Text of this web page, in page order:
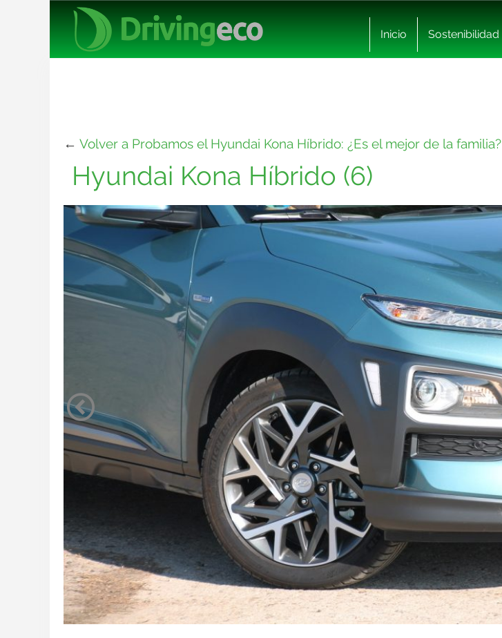
Inicio Sostenibilidad
← Volver a Probamos el Hyundai Kona Híbrido: ¿Es el mejor de la familia?
Hyundai Kona Híbrido (6)